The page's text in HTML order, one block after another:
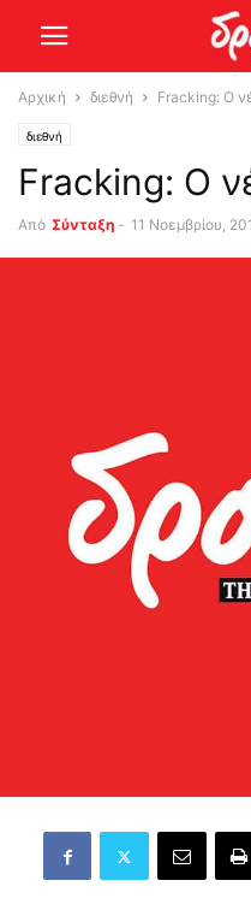
Αρχική διεθνή Fracking: Ο
διεθνή
Fracking: Ο
Από Σύνταξη - 11 Νοεμβρίου,